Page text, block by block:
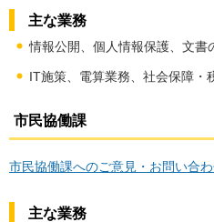
主な業務
情報公開、個人情報保護、文書
IT施策、電算業務、社会保障・
市民協働課
市民協働課へのご意見・お問い合
主な業務